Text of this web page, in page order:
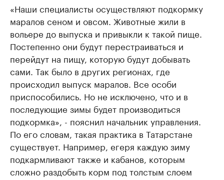
«Наши специалисты осуществляют подкормку
маралов сеном и овсом. Животные жили в
вольере до выпуска и привыкли к такой пище.
Постепенно они будут перестраиваться и
перейдут на пищу, которую будут добывать
сами. Так было в других регионах, где
происходил выпуск маралов. Все особи
приспособились. Но не исключено, что и в
последующие зимы будет производиться
подкормка», - пояснил начальник управления.
По его словам, такая практика в Татарстане
существует. Например, егеря каждую зиму
подкармливают также и кабанов, которым
сложно раздобыть корм под толстым слоем